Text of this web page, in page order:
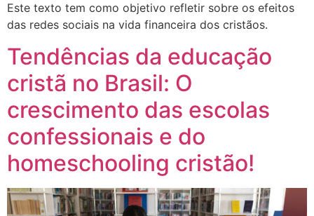
Este texto tem como objetivo refletir sobre os efeitos
das redes sociais na vida financeira dos cristãos.
Tendências da educação
cristã no Brasil: O
crescimento das escolas
confessionais e do
homeschooling cristão!